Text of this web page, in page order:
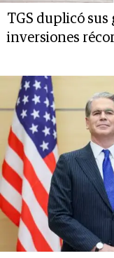
TGS duplicó sus
inversiones